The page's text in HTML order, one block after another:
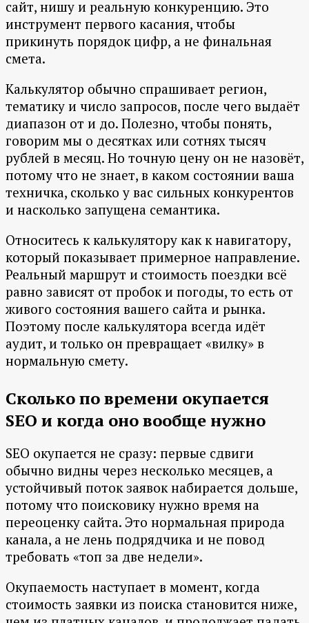
сайт, нишу и реальную конкуренцию. Это
инструмент первого касания, чтобы
прикинуть порядок цифр, а не финальная
смета.
Калькулятор обычно спрашивает регион,
тематику и число запросов, после чего выдаёт
диапазон от и до. Полезно, чтобы понять,
говорим мы о десятках или сотнях тысяч
рублей в месяц. Но точную цену он не назовёт,
потому что не знает, в каком состоянии ваша
техничка, сколько у вас сильных конкурентов
и насколько запущена семантика.
Относитесь к калькулятору как к навигатору,
который показывает примерное направление.
Реальный маршрут и стоимость поездки всё
равно зависят от пробок и погоды, то есть от
живого состояния вашего сайта и рынка.
Поэтому после калькулятора всегда идёт
аудит, и только он превращает «вилку» в
нормальную смету.
Сколько по времени окупается
SEO и когда оно вообще нужно
SEO окупается не сразу: первые сдвиги
обычно видны через несколько месяцев, а
устойчивый поток заявок набирается дольше,
потому что поисковику нужно время на
переоценку сайта. Это нормальная природа
канала, а не лень подрядчика и не повод
требовать «топ за две недели».
Окупаемость наступает в момент, когда
стоимость заявки из поиска становится ниже,